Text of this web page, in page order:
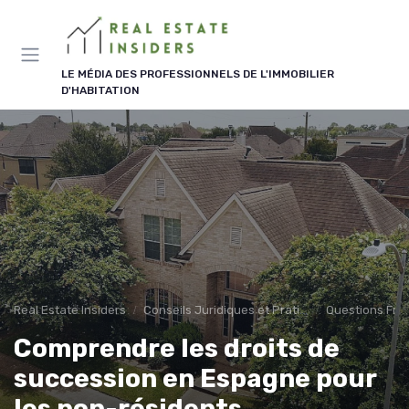
LE MÉDIA DES PROFESSIONNELS DE L'IMMOBILIER
D'HABITATION
Real Estate Insiders Conseils Juridiques et Pratiques Questions
Comprendre les droits de
succession en Espagne pour